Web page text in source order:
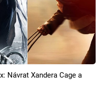
Návrat Xandera Cage a